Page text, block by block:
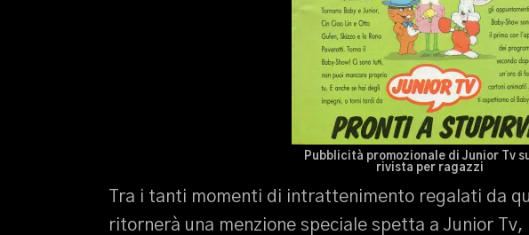
Pubblicità promozionale di Junior Tv
rivista per ragazzi
Tra i tanti momenti di intrattenimento regalati da
ritornerà una menzione speciale spetta a Junior